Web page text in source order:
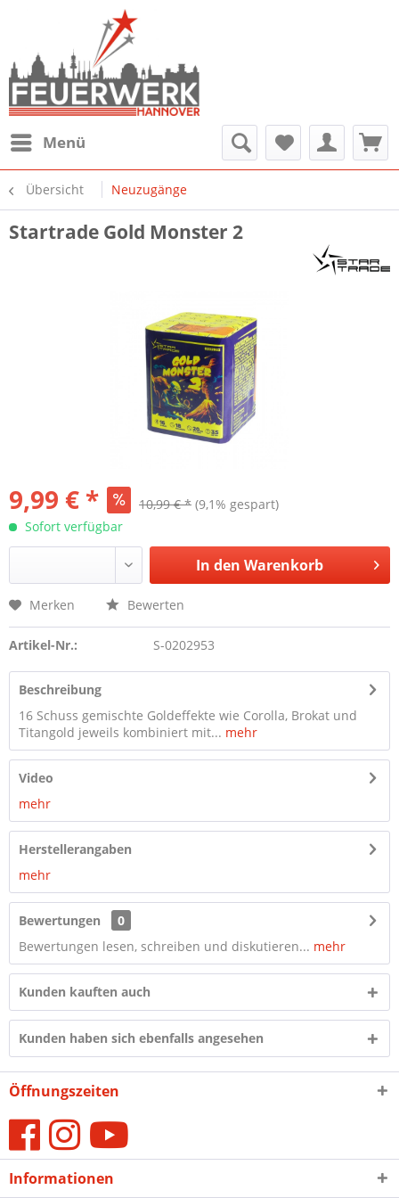
Menü
Übersicht Neuzugänge
Startrade Gold Monster 2
9,99 € * 10,99 € * (9,1% gespart)
Sofort verfügbar
In den Warenkorb
Merken Bewerten
Artikel-Nr.: S-0202953
Beschreibung
16 Schuss gemischte Goldeffekte wie Corolla, Brokat und
Titangold jeweils kombiniert mit... mehr
Video
mehr
Herstellerangaben
mehr
Bewertungen
0
Bewertungen lesen, schreiben und diskutieren... mehr
Kunden kauften auch
Kunden haben sich ebenfalls angesehen
Öffnungszeiten
Informationen